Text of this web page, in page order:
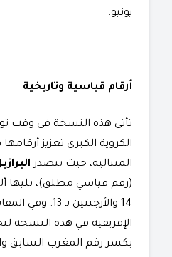
يونيو.
أرقام قياسية وتاريخية
تأتي هذه النسخة في وقت
الكروية الكبرى تعزيز
المتتالية، حيث تتصدر
14 والأرجنتين
الإفريقية في هذه النسخة
بكسر رقم المغرب السابق